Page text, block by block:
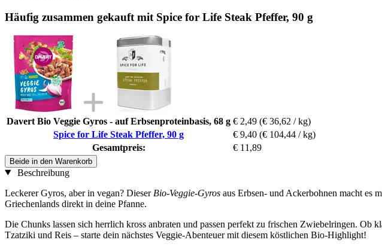
Häufig zusammen gekauft mit Spice for Life Steak Pfeffer, 90 g
Davert Bio Veggie Gyros - auf Erbsenproteinbasis, 68 g € 2,49 (€ 36,62 / kg)
Spice for Life Steak Pfeffer, 90 g
€ 9,40 (€ 104,44 / kg)
Gesamtpreis:
€ 11,89
Beide in den Warenkorb
Beschreibung
Leckerer Gyros, aber in vegan? Dieser Bio-Veggie-Gyros aus Erbsen- und Ackerbohnen macht es
Griechenlands direkt in deine Pfanne.
Die Chunks lassen sich herrlich kross anbraten und passen perfekt zu frischen Zwiebelringen. Ob
Tzatziki und Reis – starte dein nächstes Veggie-Abenteuer mit diesem köstlichen Bio-Highlight!